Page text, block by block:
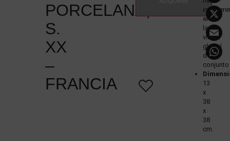
PORCELANA,
S.
XX
–
FRANCIA
en
la
visión
global
del
conjunto
13
x
38
x
38
cm.